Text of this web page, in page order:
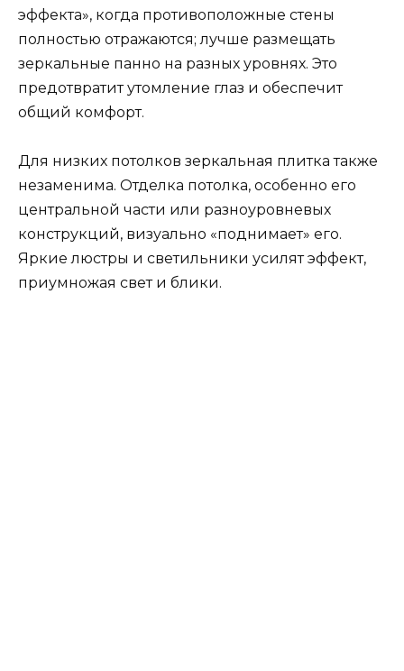
эффекта», когда противоположные стены
полностью отражаются; лучше размещать
зеркальные панно на разных уровнях. Это
предотвратит утомление глаз и обеспечит
общий комфорт.
Для низких потолков зеркальная плитка также
незаменима. Отделка потолка, особенно его
центральной части или разноуровневых
конструкций, визуально «поднимает» его.
Яркие люстры и светильники усилят эффект,
приумножая свет и блики.